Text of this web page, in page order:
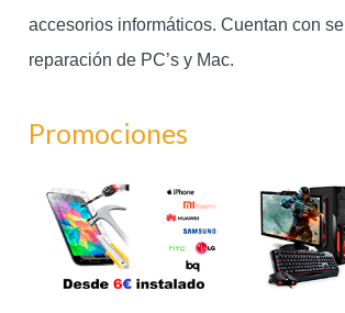
accesorios informáticos. Cuentan con
reparación de PC’s y Mac.
Promociones